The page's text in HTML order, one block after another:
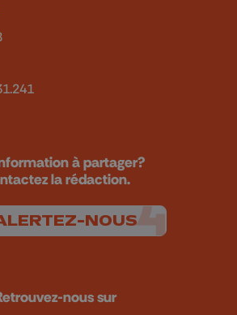
à partager?
la rédaction.
NOUS
nous sur